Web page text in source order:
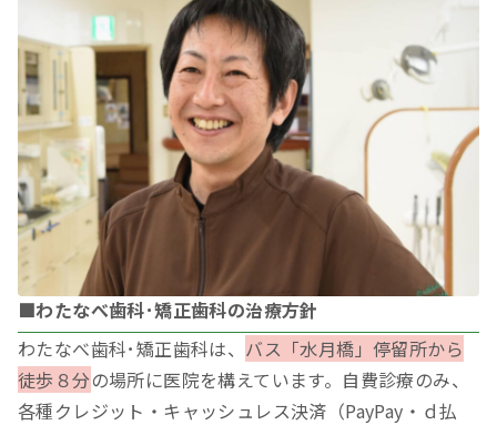
■わたなべ歯科･矯正歯科の治療方針
わたなべ歯科･矯正歯科は、 バス「水月橋」停留所から
徒歩８分の場所に医院を構えています。自費診療のみ、
各種クレジット・キャッシュレス決済（PayPay・ｄ払